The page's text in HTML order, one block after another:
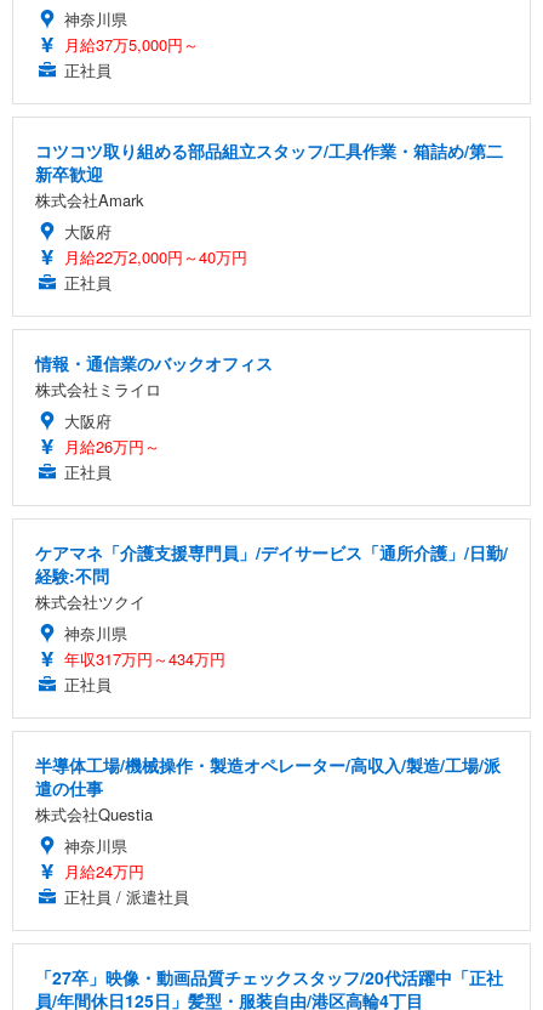
神奈川県
月給37万5,000円～
正社員
コツコツ取り組める部品組立スタッフ/工具作業・箱詰め/第二
新卒歓迎
株式会社Amark
大阪府
月給22万2,000円～40万円
正社員
情報・通信業のバックオフィス
株式会社ミライロ
大阪府
月給26万円～
正社員
ケアマネ「介護支援専門員」/デイサービス「通所介護」/日勤/
経験:不問
株式会社ツクイ
神奈川県
年収317万円～434万円
正社員
半導体工場/機械操作・製造オペレーター/高収入/製造/工場/派
遣の仕事
株式会社Questia
神奈川県
月給24万円
正社員 / 派遣社員
「27卒」映像・動画品質チェックスタッフ/20代活躍中「正社
員/年間休日125日」髪型・服装自由/港区高輪4丁目